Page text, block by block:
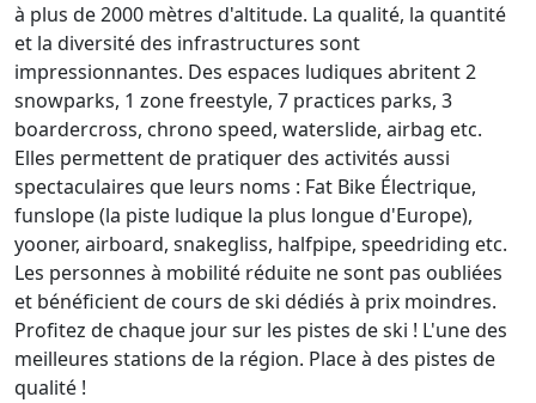
à plus de 2000 mètres d'altitude. La qualité, la quantité
et la diversité des infrastructures sont
impressionnantes. Des espaces ludiques abritent 2
snowparks, 1 zone freestyle, 7 practices parks, 3
boardercross, chrono speed, waterslide, airbag etc.
Elles permettent de pratiquer des activités aussi
spectaculaires que leurs noms : Fat Bike Électrique,
funslope (la piste ludique la plus longue d'Europe),
yooner, airboard, snakegliss, halfpipe, speedriding etc.
Les personnes à mobilité réduite ne sont pas oubliées
et bénéficient de cours de ski dédiés à prix moindres.
Profitez de chaque jour sur les pistes de ski ! L'une des
meilleures stations de la région. Place à des pistes de
qualité !